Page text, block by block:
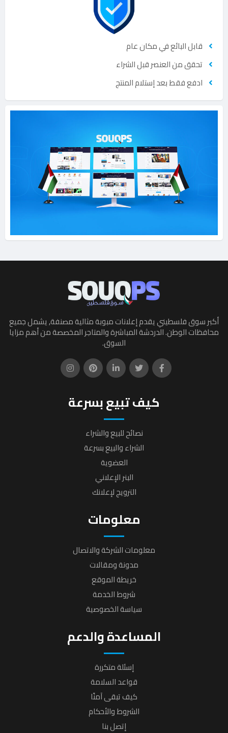
قابل البائع في مكان عام
تحقق من العنصر قبل الشراء
ادفع فقط بعد إستلام المنتج
أكبر سوق فلسطيني يقدم إعلانات مبوبة مثالية مصنفة, يشمل جميع
محافظات الوطن. الدردشة المباشرة والمتاجر المخصصة من أهم مزايا
السوق.
كيف تبيع بسرعة
نصائح للبيع والشراء
الشراء والبيع بسرعة
العضوية
البنر الإعلاني
الترويج لإعلانك
معلومات
معلومات الشركة والاتصال
مدونة ومقالات
خريطة الموقع
شروط الخدمة
سياسة الخصوصية
المساعدة والدعم
إسئلة متكررة
قواعد السلامة
كيف تبقى آمنًا
الشروط والأحكام
إتصل بنا